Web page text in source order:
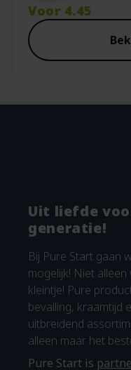
Voor 4.45
Uit liefde
generatie!
Bij Pure Start gaan
mogelijk! Niet
kleintje! Pure
bevalling, kraamtijd
uitbreidend
alleen maar het
Pure Start is